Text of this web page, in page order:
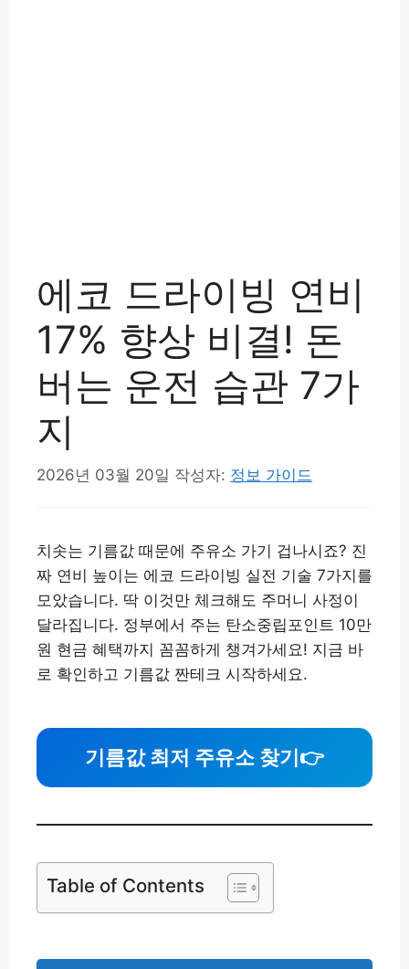
에코 드라이빙 연비
17% 향상 비결! 돈
버는 운전 습관 7가
지
2026년 03월 20일 작성자: 정보 가이드
치솟는 기름값 때문에 주유소 가기 겁나시죠? 진
짜 연비 높이는 에코 드라이빙 실전 기술 7가지를
모았습니다. 딱 이것만 체크해도 주머니 사정이
달라집니다. 정부에서 주는 탄소중립포인트 10만
원 현금 혜택까지 꼼꼼하게 챙겨가세요! 지금 바
로 확인하고 기름값 짠테크 시작하세요.
기름값 최저 주유소 찾기 👉
Table of Contents